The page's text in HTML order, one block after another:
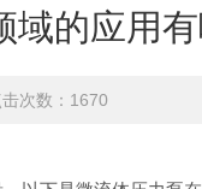
域的应用
次数：1670